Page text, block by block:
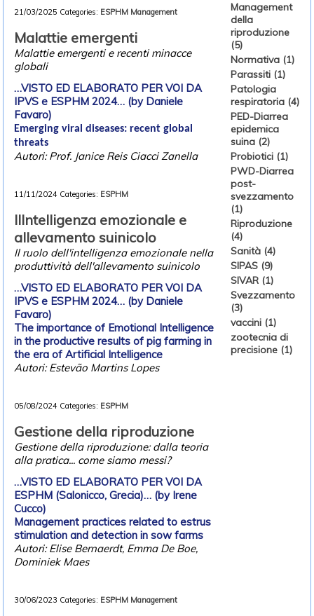
21/03/2025 Categories: ESPHM Management
Malattie emergenti
Malattie emergenti e recenti minacce
globali
…VISTO ED ELABORATO PER VOI DA
IPVS e ESPHM 2024… (by Daniele
Favaro)
Emerging viral diseases: recent global
threats
Autori: Prof. Janice Reis Ciacci Zanella
11/11/2024 Categories: ESPHM
IlIntelligenza emozionale e
allevamento suinicolo
Il ruolo dell'intelligenza emozionale nella
produttività dell'allevamento suinicolo
…VISTO ED ELABORATO PER VOI DA
IPVS e ESPHM 2024… (by Daniele
Favaro)
The importance of Emotional Intelligence
in the productive results of pig farming in
the era of Artificial Intelligence
Autori: Estevão Martins Lopes
05/08/2024 Categories: ESPHM
Gestione della riproduzione
Gestione della riproduzione: dalla teoria
alla pratica... come siamo messi?
…VISTO ED ELABORATO PER VOI DA
ESPHM (Salonicco, Grecia)… (by Irene
Cucco)
Management practices related to estrus
stimulation and detection in sow farms
Autori: Elise Bernaerdt, Emma De Boe,
Dominiek Maes
30/06/2023 Categories: ESPHM Management
Management
della
riproduzione
(5)
Normativa (1)
Parassiti (1)
Patologia
respiratoria (4)
PED-Diarrea
epidemica
suina (2)
Probiotici (1)
PWD-Diarrea
post-
svezzamento
(1)
Riproduzione
(4)
Sanità (4)
SIPAS (9)
SIVAR (1)
Svezzamento
(3)
vaccini (1)
zootecnia di
precisione (1)